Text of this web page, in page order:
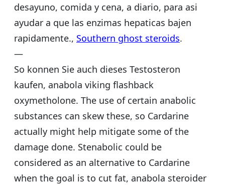
desayuno, comida y cena, a diario, para asi
ayudar a que las enzimas hepaticas bajen
rapidamente., Southern ghost steroids.
—
So konnen Sie auch dieses Testosteron
kaufen, anabola viking flashback
oxymetholone. The use of certain anabolic
substances can skew these, so Cardarine
actually might help mitigate some of the
damage done. Stenabolic could be
considered as an alternative to Cardarine
when the goal is to cut fat, anabola steroider